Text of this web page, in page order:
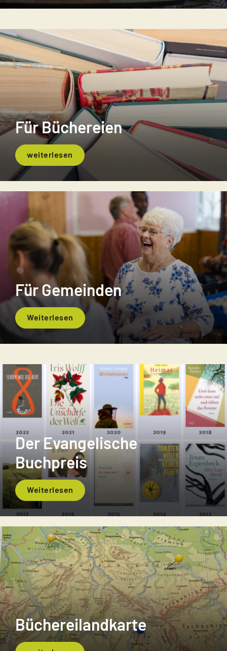
Für Büchereien
weiterlesen
Für Gemeinden
Weiterlesen
Der Evangelische
Buchpreis
Weiterlesen
Büchereilandkarte